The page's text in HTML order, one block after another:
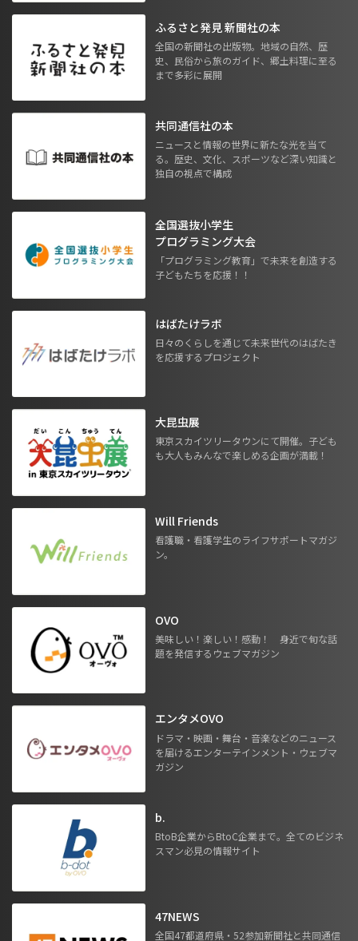
ふるさと発見 新聞社の本
全国の新聞社の出版物。地域の自然、歴
史、民俗から旅のガイド、郷土料理に至る
まで多彩に展開
共同通信社の本
ニュースと情報の世界に新たな光を当て
る。歴史、文化、スポーツなど深い知識と
独自の視点で構成
全国選抜小学生
プログラミング大会
「プログラミング教育」で未来を創造する
子どもたちを応援！！
はばたけラボ
日々のくらしを通じて未来世代のはばたき
を応援するプロジェクト
大昆虫展
東京スカイツリータウンにて開催。子ども
も大人もみんなで楽しめる企画が満載！
Will Friends
看護職・看護学生のライフサポートマガジ
ン。
OVO
美味しい！楽しい！感動！ 身近で旬な話
題を発信するウェブマガジン
エンタメOVO
ドラマ・映画・舞台・音楽などのニュース
を届けるエンターテインメント・ウェブマ
ガジン
b.
BtoB企業からBtoC企業まで。全てのビジネ
スマン必見の情報サイト
47NEWS
全国47都道府県・52参加新聞社と共同通信